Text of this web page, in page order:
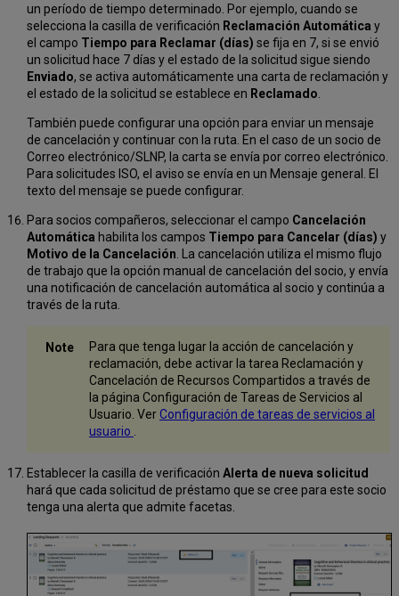
un período de tiempo determinado. Por ejemplo, cuando se
selecciona la casilla de verificación Reclamación Automática y
el campo Tiempo para Reclamar (días) se fija en 7, si se envió
un solicitud hace 7 días y el estado de la solicitud sigue siendo
Enviado, se activa automáticamente una carta de reclamación y
el estado de la solicitud se establece en Reclamado
También puede configurar una opción para enviar un mensaje
de cancelación y continuar con la ruta. En el caso de un socio de
Correo electrónico/SLNP, la carta se envía por correo electrónico.
Para solicitudes ISO, el aviso se envía en un Mensaje general. El
texto del mensaje se puede configurar.
Para socios compañeros, seleccionar el campo Cancelación
Automática habilita los campos Tiempo para Cancelar (días) y
Motivo de la Cancelación . La cancelación utiliza el mismo flujo
de trabajo que la opción manual de cancelación del socio, y envía
una notificación de cancelación automática al socio y continúa a
través de la ruta.
Para que tenga lugar la acción de cancelación y
reclamación, debe activar la tarea Reclamación y
Cancelación de Recursos Compartidos a través de
la página Configuración de Tareas de Servicios al
Usuario. VerConfiguración de tareas de servicios al
usuario
Establecer la casilla de verificación Alerta de nueva solicitud
hará que cada solicitud de préstamo que se cree para este socio
tenga una alerta que admite facetas.